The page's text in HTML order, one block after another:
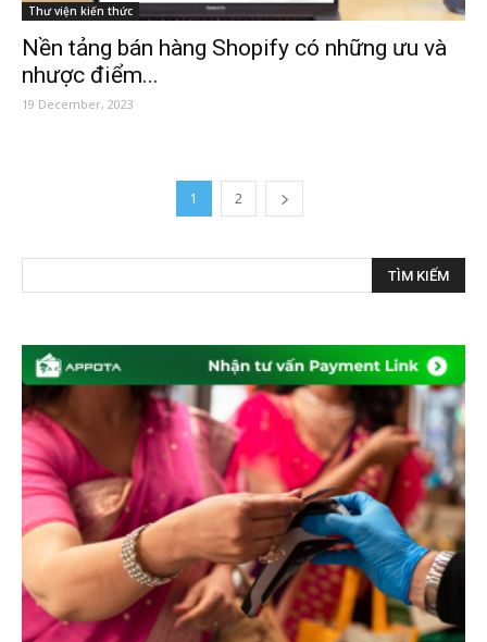
Thư viện kiến thức
Nền tảng bán hàng Shopify có những ưu và
nhược điểm...
19 December, 2023
1 2